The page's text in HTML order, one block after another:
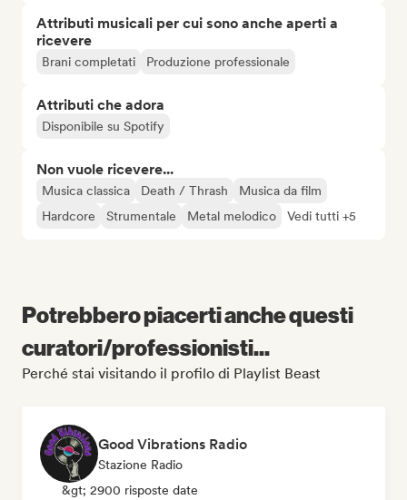
Attributi musicali per cui sono anche aperti a
ricevere
Brani completati Produzione professionale
Attributi che adora
Disponibile su Spotify
Non vuole ricevere...
Musica classica Death / Thrash
Musica da film
Hardcore
Strumentale Metal melodico Vedi tutti +5
Potrebbero piacerti anche questi
curatori/professionisti...
Perché stai visitando il profilo di Playlist Beast
Good Vibrations Radio
Stazione Radio
&gt; 2900 risposte date